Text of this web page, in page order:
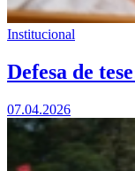
Institucional
Defesa de
07.04.2026